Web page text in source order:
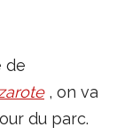
de
, on va
du parc.